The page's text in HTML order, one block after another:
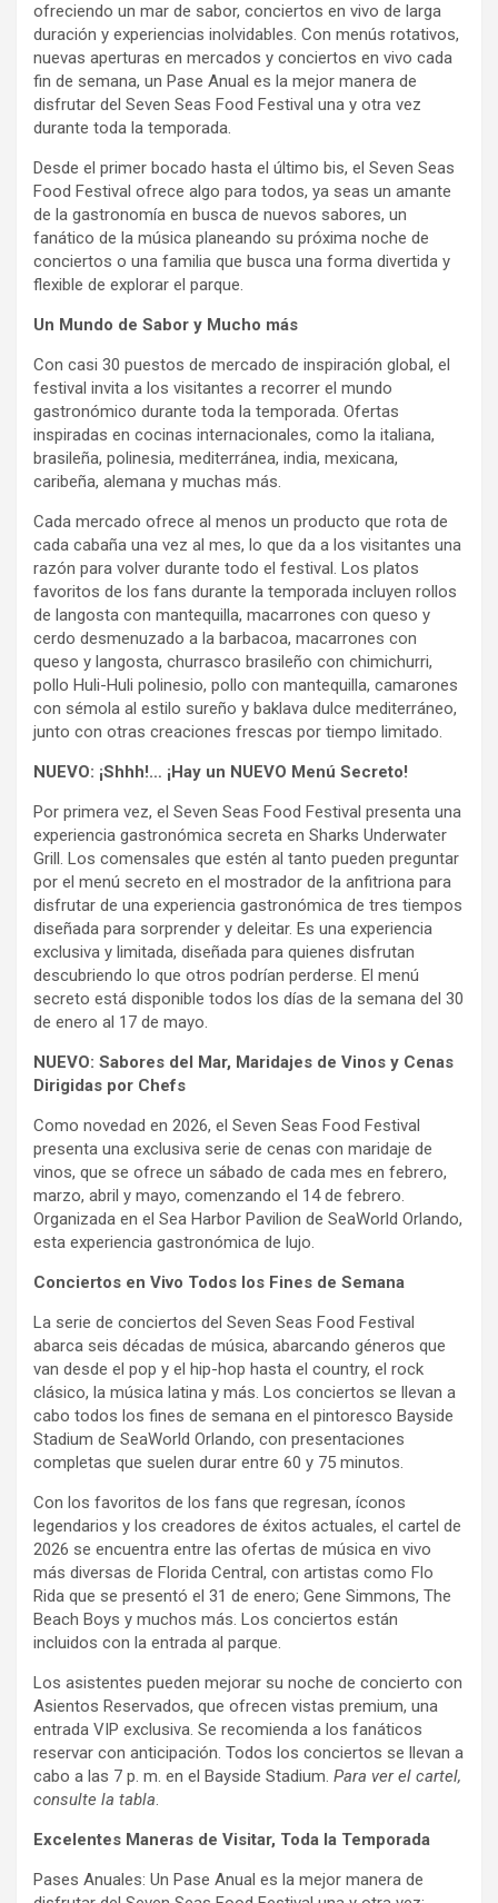
ofreciendo un mar de sabor, conciertos en vivo de larga
duración y experiencias inolvidables. Con menús rotativos,
nuevas aperturas en mercados y conciertos en vivo cada
fin de semana, un Pase Anual es la mejor manera de
disfrutar del Seven Seas Food Festival una y otra vez
durante toda la temporada.
Desde el primer bocado hasta el último bis, el Seven Seas
Food Festival ofrece algo para todos, ya seas un amante
de la gastronomía en busca de nuevos sabores, un
fanático de la música planeando su próxima noche de
conciertos o una familia que busca una forma divertida y
flexible de explorar el parque.
Un Mundo de Sabor y Mucho más
Con casi 30 puestos de mercado de inspiración global, el
festival invita a los visitantes a recorrer el mundo
gastronómico durante toda la temporada. Ofertas
inspiradas en cocinas internacionales, como la italiana,
brasileña, polinesia, mediterránea, india, mexicana,
caribeña, alemana y muchas más.
Cada mercado ofrece al menos un producto que rota de
cada cabaña una vez al mes, lo que da a los visitantes una
razón para volver durante todo el festival. Los platos
favoritos de los fans durante la temporada incluyen rollos
de langosta con mantequilla, macarrones con queso y
cerdo desmenuzado a la barbacoa, macarrones con
queso y langosta, churrasco brasileño con chimichurri,
pollo Huli-Huli polinesio, pollo con mantequilla, camarones
con sémola al estilo sureño y baklava dulce mediterráneo,
junto con otras creaciones frescas por tiempo limitado.
NUEVO: ¡Shhh!… ¡Hay un NUEVO Menú Secreto!
Por primera vez, el Seven Seas Food Festival presenta una
experiencia gastronómica secreta en Sharks Underwater
Grill. Los comensales que estén al tanto pueden preguntar
por el menú secreto en el mostrador de la anfitriona para
disfrutar de una experiencia gastronómica de tres tiempos
diseñada para sorprender y deleitar. Es una experiencia
exclusiva y limitada, diseñada para quienes disfrutan
descubriendo lo que otros podrían perderse. El menú
secreto está disponible todos los días de la semana del 30
de enero al 17 de mayo.
NUEVO: Sabores del Mar, Maridajes de Vinos y Cenas
Dirigidas por Chefs
Como novedad en 2026, el Seven Seas Food Festival
presenta una exclusiva serie de cenas con maridaje de
vinos, que se ofrece un sábado de cada mes en febrero,
marzo, abril y mayo, comenzando el 14 de febrero.
Organizada en el Sea Harbor Pavilion de SeaWorld Orlando,
esta experiencia gastronómica de lujo.
Conciertos en Vivo Todos los Fines de Semana
La serie de conciertos del Seven Seas Food Festival
abarca seis décadas de música, abarcando géneros que
van desde el pop y el hip-hop hasta el country, el rock
clásico, la música latina y más. Los conciertos se llevan a
cabo todos los fines de semana en el pintoresco Bayside
Stadium de SeaWorld Orlando, con presentaciones
completas que suelen durar entre 60 y 75 minutos.
Con los favoritos de los fans que regresan, íconos
legendarios y los creadores de éxitos actuales, el cartel de
2026 se encuentra entre las ofertas de música en vivo
más diversas de Florida Central, con artistas como Flo
Rida que se presentó el 31 de enero; Gene Simmons, The
Beach Boys y muchos más. Los conciertos están
incluidos con la entrada al parque.
Los asistentes pueden mejorar su noche de concierto con
Asientos Reservados, que ofrecen vistas premium, una
entrada VIP exclusiva. Se recomienda a los fanáticos
reservar con anticipación. Todos los conciertos se llevan a
cabo a las 7 p. m. en el Bayside Stadium. Para ver el cartel,
consulte la tabla.
Excelentes Maneras de Visitar, Toda la Temporada
Pases Anuales: Un Pase Anual es la mejor manera de